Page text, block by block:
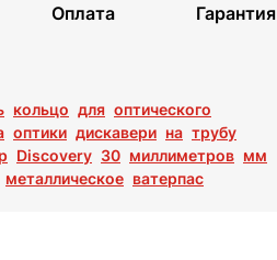
Оплата Гарантия
кольцо для оптического
оптики дискавери на трубу
Discovery 30 миллиметров мм
металлическое ватерпас